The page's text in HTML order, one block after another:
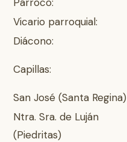
Vicario parroquial:
Diácono:
Capillas:
San José (Santa Regina)
Ntra. Sra. de Luján
(Piedritas)